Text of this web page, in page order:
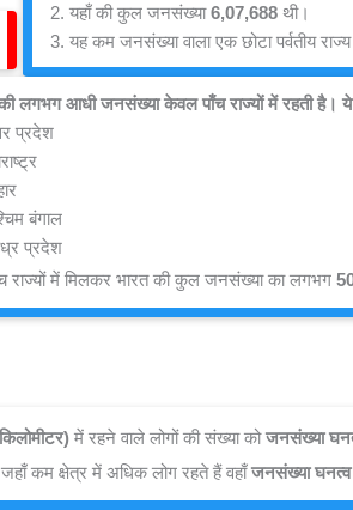
2. यहाँ की कुल जनसंख्या 6,07,688 थी।
3. यह कम जनसंख्या वाला एक छोटा पर्वतीय
लगभग आधी जनसंख्या केवल पाँच राज्यों में रहती है। ये
प्रदेश
बंगाल
प्रदेश
राज्यों में मिलकर भारत की कुल जनसंख्या का लगभग
में रहने वाले लोगों की संख्या को जनसंख्या
कम क्षेत्र में अधिक लोग रहते हैं वहाँ जनसंख्या